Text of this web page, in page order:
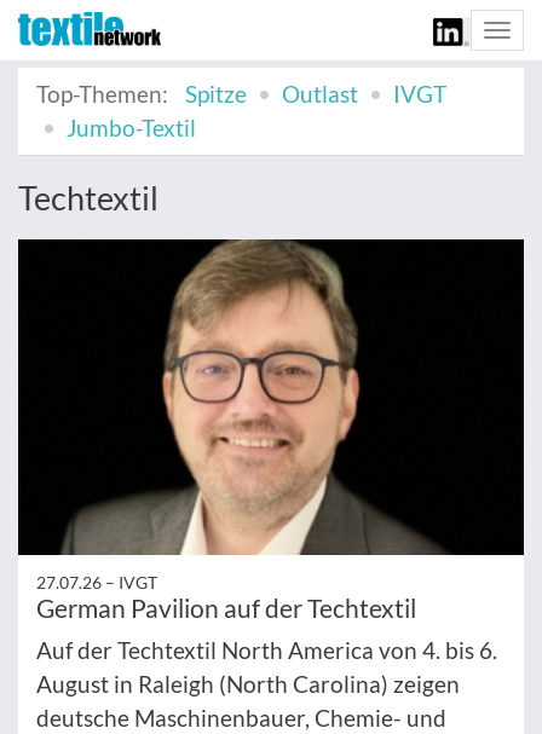
Top-Themen:
Spitze Outlast
IVGT
Jumbo-Textil
Techtextil
27.07.26 – IVGT
German Pavilion auf der Techtextil
Auf der Techtextil North America von 4. bis 6.
August in Raleigh (North Carolina) zeigen
deutsche Maschinenbauer, Chemie- und